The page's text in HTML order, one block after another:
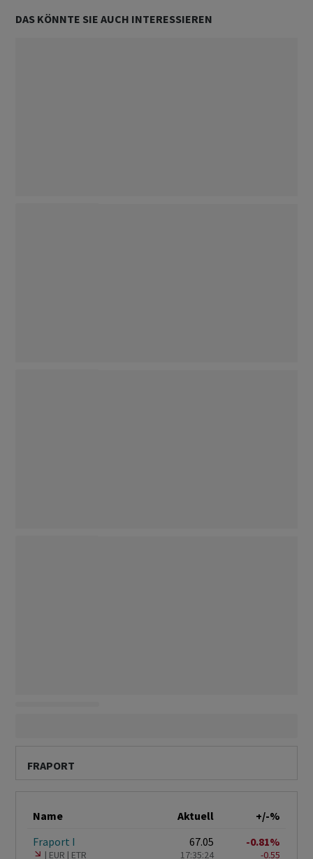
DAS KÖNNTE SIE AUCH INTERESSIEREN
FRAPORT
Name Aktuell
+/-%
Fraport I
EUR ETR
67.05
17:35:24
-0.81%
-0.55